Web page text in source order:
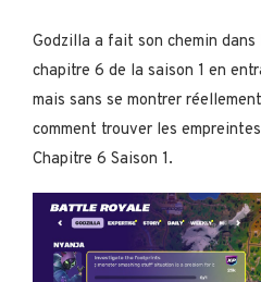
Godzilla a fait son chemin
chapitre 6 de la saison 1 en
mais sans se montrer
comment trouver les
Chapitre 6 Saison 1.